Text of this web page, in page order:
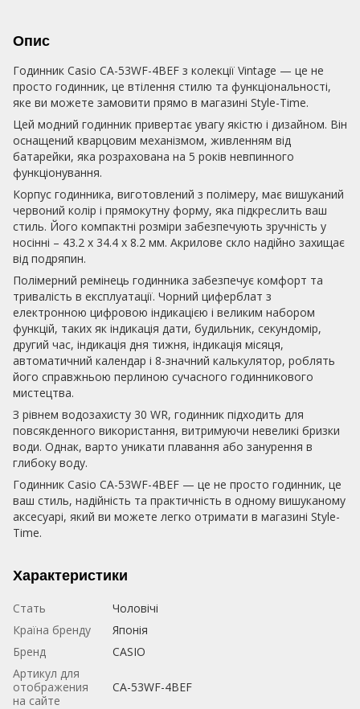
Опис
Годинник Casio CA-53WF-4BEF з колекції Vintage — це не
просто годинник, це втілення стилю та функціональності,
яке ви можете замовити прямо в магазині Style-Time.
Цей модний годинник привертає увагу якістю і дизайном. Він
оснащений кварцовим механізмом, живленням від
батарейки, яка розрахована на 5 років невпинного
функціонування.
Корпус годинника, виготовлений з полімеру, має вишуканий
червоний колір і прямокутну форму, яка підкреслить ваш
стиль. Його компактні розміри забезпечують зручність у
носінні – 43.2 х 34.4 х 8.2 мм. Акрилове скло надійно захищає
від подряпин.
Полімерний ремінець годинника забезпечує комфорт та
тривалість в експлуатації. Чорний циферблат з
електронною цифровою індикацією і великим набором
функцій, таких як індикація дати, будильник, секундомір,
другий час, індикація дня тижня, індикація місяця,
автоматичний календар і 8-значний калькулятор, роблять
його справжньою перлиною сучасного годинникового
мистецтва.
З рівнем водозахисту 30 WR, годинник підходить для
повсякденного використання, витримуючи невеликі бризки
води. Однак, варто уникати плавання або занурення в
глибоку воду.
Годинник Casio CA-53WF-4BEF — це не просто годинник, це
ваш стиль, надійність та практичність в одному вишуканому
аксесуарі, який ви можете легко отримати в магазині Style-
Time.
Характеристики
Стать
Чоловічі
Країна бренду
Японія
Бренд
CASIO
Артикул для
отображения
на сайте
CA-53WF-4BEF